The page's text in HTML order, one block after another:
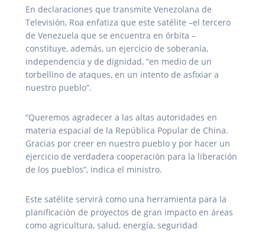
En declaraciones que transmite Venezolana de
Televisión, Roa enfatiza que este satélite –el tercero
de Venezuela que se encuentra en órbita –
constituye, además, un ejercicio de soberanía,
independencia y de dignidad, “en medio de un
torbellino de ataques, en un intento de asfixiar a
nuestro pueblo”.
“Queremos agradecer a las altas autoridades en
materia espacial de la República Popular de China.
Gracias por creer en nuestro pueblo y por hacer un
ejercicio de verdadera cooperación para la liberación
de los pueblos”, indica el ministro.
Este satélite servirá como una herramienta para la
planificación de proyectos de gran impacto en áreas
como agricultura, salud, energía, seguridad